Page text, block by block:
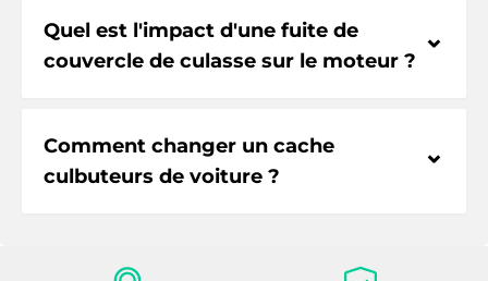
Quel est l'impact d'une fuite de
couvercle de culasse sur le moteur ?
⌃
Comment changer un cache
culbuteurs de voiture ?
⌃